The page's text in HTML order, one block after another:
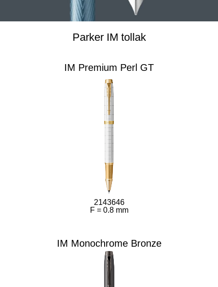
Parker IM tollak
IM Premium Perl GT
2143646
F = 0.8 mm
IM Monochrome Bronze